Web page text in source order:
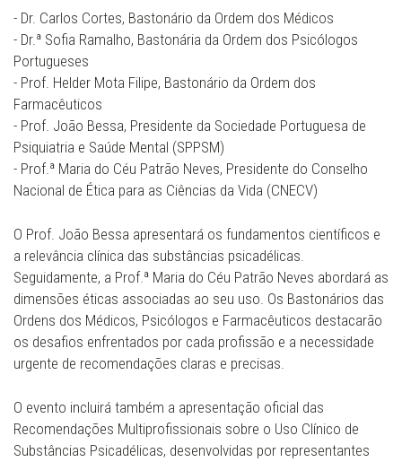
- Dr. Carlos Cortes, Bastonário da Ordem dos Médicos
- Dr.ª Sofia Ramalho, Bastonária da Ordem dos Psicólogos
Portugueses
- Prof. Helder Mota Filipe, Bastonário da Ordem dos
Farmacêuticos
- Prof. João Bessa, Presidente da Sociedade Portuguesa de
Psiquiatria e Saúde Mental (SPPSM)
- Prof.ª Maria do Céu Patrão Neves, Presidente do Conselho
Nacional de Ética para as Ciências da Vida (CNECV)
O Prof. João Bessa apresentará os fundamentos científicos e
a relevância clínica das substâncias psicadélicas.
Seguidamente, a Prof.ª Maria do Céu Patrão Neves abordará as
dimensões éticas associadas ao seu uso. Os Bastonários das
Ordens dos Médicos, Psicólogos e Farmacêuticos destacarão
os desafios enfrentados por cada profissão e a necessidade
urgente de recomendações claras e precisas.
O evento incluirá também a apresentação oficial das
Recomendações Multiprofissionais sobre o Uso Clínico de
Substâncias Psicadélicas, desenvolvidas por representantes